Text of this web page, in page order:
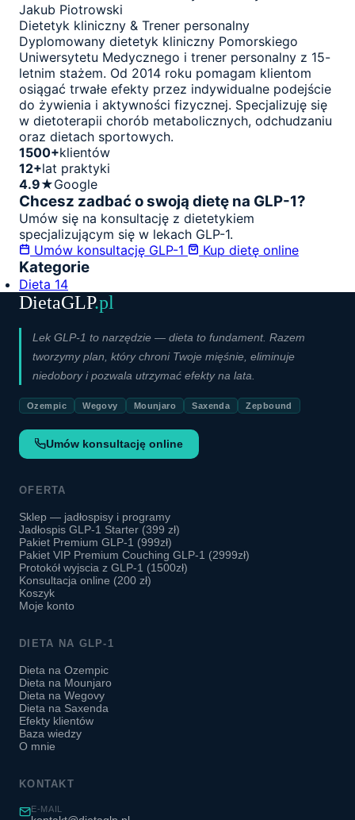
Jakub Piotrowski
Dietetyk kliniczny & Trener personalny
Dyplomowany dietetyk kliniczny Pomorskiego
Uniwersytetu Medycznego i trener personalny z 15-
letnim stażem. Od 2014 roku pomagam klientom
osiągać trwałe efekty przez indywidualne podejście
do żywienia i aktywności fizycznej. Specjalizuję się
w dietoterapii chorób metabolicznych, odchudzaniu
oraz dietach sportowych.
1500+klientów
12+lat praktyki
4.9★Google
Chcesz zadbać o swoją dietę na GLP-1?
Umów się na konsultację z dietetykiem
specjalizującym się w lekach GLP-1.
Umów konsultację GLP-1
Kup dietę online
Kategorie
Dieta 14
DietaGLP.pl
Lek GLP-1 to narzędzie — dieta to fundament. Razem
tworzymy plan, który chroni Twoje mięśnie, eliminuje
niedobory i pozwala utrzymać efekty na lata.
Ozempic Wegovy Mounjaro Saxenda Zepbound
Umów konsultację online
OFERTA
Sklep — jadłospisy i programy
Jadłospis GLP-1 Starter (399 zł)
Pakiet Premium GLP-1 (999zł)
Pakiet VIP Premium Couching GLP-1 (2999zł)
Protokół wyjscia z GLP-1 (1500zł)
Konsultacja online (200 zł)
Koszyk
Moje konto
DIETA NA GLP-1
Dieta na Ozempic
Dieta na Mounjaro
Dieta na Wegovy
Dieta na Saxenda
Efekty klientów
Baza wiedzy
O mnie
KONTAKT
E-MAIL